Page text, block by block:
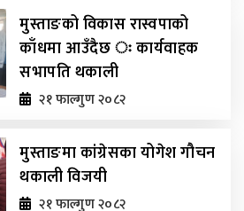
मुस्ताङको विकास रास्वपाको
काँधमा आउँदैछ ः कार्यवाहक
सभापति थकाली
२१ फाल्गुण २०८२
मुस्ताङमा कांग्रेसका योगेश गौचन
थकाली विजयी
२१ फाल्गुण २०८२